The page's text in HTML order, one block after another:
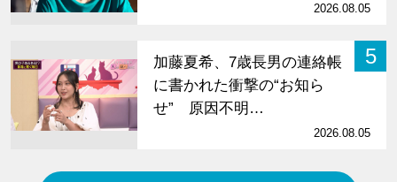
2026.08.05
5
加藤夏希、7歳長男の連絡帳
に書かれた衝撃の“お知ら
せ” 原因不明…
2026.08.05